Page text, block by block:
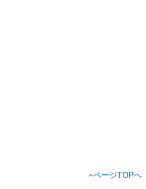
ページTOPへ